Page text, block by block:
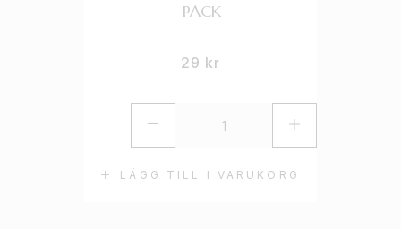
LÄGG TILL I VARUKORG
PACK
29 kr